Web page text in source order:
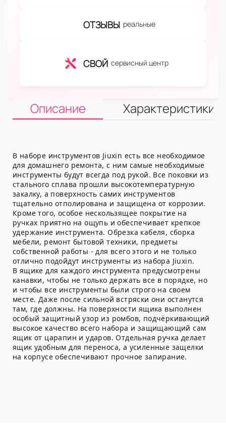
ОТЗЫВЫ реальные
СВОЙ сервисный центр
Описание Характеристики
В наборе инструментов Jiuxin есть все необходимое
для домашнего ремонта, с ним самые необходимые
инструменты будут всегда под рукой. Все поковки из
стального сплава прошли высокотемпературную
закалку, а поверхность самих инструментов
тщательно отполирована и защищена от коррозии.
Кроме того, особое нескользящее покрытие на
ручках приятно на ощупь и обеспечивает крепкое
удержание инструмента. Обрезка кабеля, сборка
мебели, ремонт бытовой техники, предметы
собственной работы - для всего этого и не только
отлично подойдут инструменты из набора Jiuxin.
В ящике для каждого инструмента предусмотрены
канавки, чтобы не только держать все в порядке, но
и чтобы все инструменты были строго на своем
месте. Даже после сильной встряски они останутся
там, где должны. На поверхности ящика выполнен
особый защитный узор из ромбов, подчёркивающий
высокое качество всего набора и защищающий сам
ящик от царапин и ударов. Отдельная ручка делает
ящик удобным для переноса, а усиленные защелки
на корпусе обеспечивают прочное запирание.